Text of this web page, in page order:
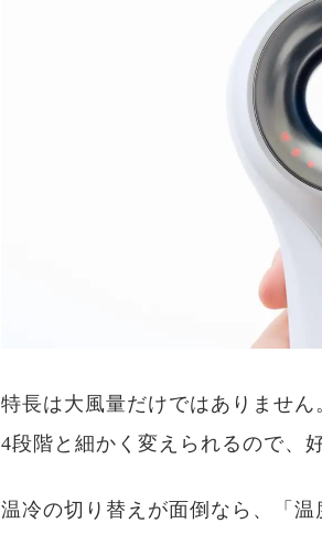
特長は大風量だけではありませ
4段階と細かく変えられるので、
温冷の切り替えが面倒なら、「